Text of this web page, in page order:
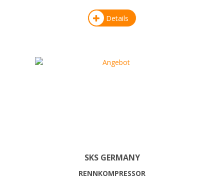
Details
SKS GERMANY
RENNKOMPRESSOR